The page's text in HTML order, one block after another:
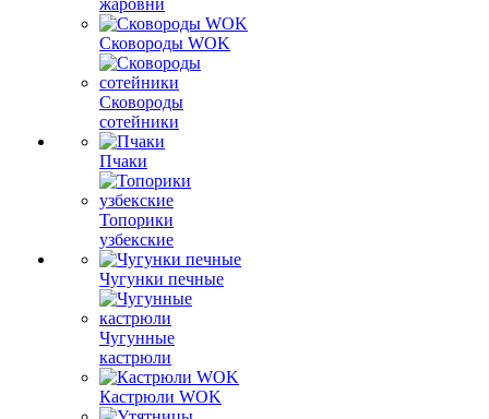
жаровни
Сковороды WOK
Сковороды
сотейники
Пчаки
Топорики
узбекские
Чугунки печные
Чугунные
кастрюли
Кастрюли WOK